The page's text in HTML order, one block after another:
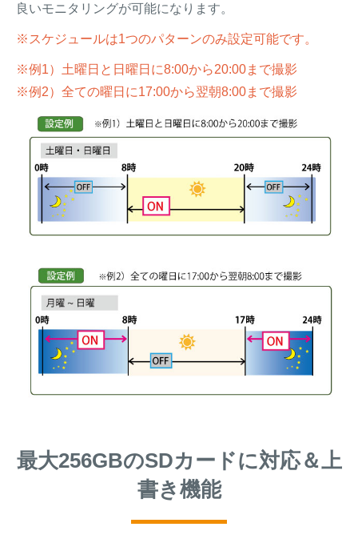
良いモニタリングが可能になります。
※スケジュールは1つのパターンのみ設定可能です。
※例1）土曜日と日曜日に8:00から20:00まで撮影
※例2）全ての曜日に17:00から翌朝8:00まで撮影
最大256GBのSDカードに対応＆上
書き機能